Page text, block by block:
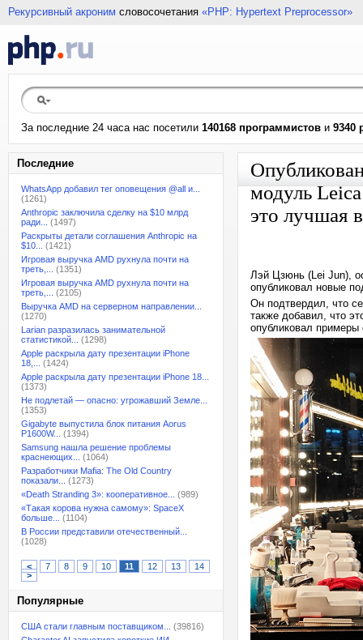
Рекурсивный акроним словосочетания «PHP: Hypertext Preprocessor»
За последние 24 часа нас посетили 140168 программистов и 9340
Последние
WhatsApp добавил тег оповещения @all и...
(1261)
Anthropic заключила сделку на $10 млрд
ради...
(1497)
Раскрыты детали соглашения Anthropic на
$10...
(1421)
Игровая выручка AMD рухнула почти на
треть,...
(1351)
Игровая выручка AMD рухнула почти на
треть,...
(2105)
Выручка AMD на серверном направлении...
(1270)
Larian разразилась занимательной
статистикой...
(1298)
Apple раскрыла дату презентации iPhone
18,...
(1424)
Apple раскрыла дату презентации iPhone 18...
(1373)
Не подлетай — опасно: угрожавший Земле...
(1353)
Gigabyte выпустила блок питания Aorus
P1600W...
(1394)
Samsung нашла решение проблемы
краснеющих...
(1064)
Разработчики Mafia: The Old Country
показали...
(1273)
«Death Stranding 3»: кооперативное...
(989)
«Такая корова нужна самому»: SpaceX
больше...
(1104)
В России представили отечественный...
(1028)
< 7 8 9 10 11 12 13
14
>
Популярные
США стали главным поставщиком...
(39816)
модуль
это лучшая
Лэй Цзюнь (Lei Jun),
опубликовал новые
Он подтвердил, что
также добавил, что
опубликовал